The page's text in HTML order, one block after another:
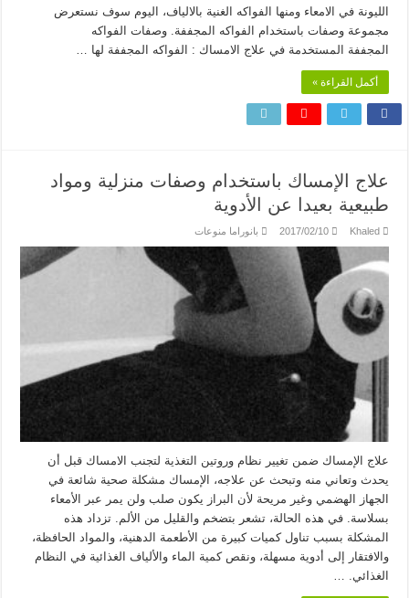
الليونة في الامعاء ومنها الفواكه الغنية بالالياف، اليوم سوف نستعرض
مجموعة وصفات باستخدام الفواكه المجففة. وصفات الفواكه
المجففة المستخدمة في علاج الامساك : الفواكه المجففة لها …
أكمل القراءة »
علاج الإمساك باستخدام وصفات منزلية ومواد
طبيعية بعيدا عن الأدوية
Khaled
2017/02/10 بانوراما منوعات
علاج الإمساك ضمن تغيير نظام وروتين التغذية لتجنب الامساك قبل أن
يحدث وتعاني منه وتبحث عن علاجه، الإمساك مشكلة صحية شائعة في
الجهاز الهضمي وغير مريحة لأن البراز يكون صلب ولن يمر عبر الأمعاء
بسلاسة. في هذه الحالة، تشعر بتضخم والقليل من الألم. تزداد هذه
المشكلة بسبب تناول كميات كبيرة من الأطعمة الدهنية، والمواد الحافظة،
والافتقار إلى أدوية مسهلة، ونقص كمية الماء والألياف الغذائية في النظام
الغذائي. …